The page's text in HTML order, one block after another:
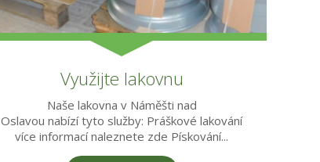
Využijte lakovnu
Naše lakovna v Náměšti nad
Oslavou nabízí tyto služby: Práškové lakování
více informací naleznete zde Pískování...